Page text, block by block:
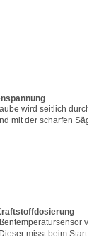
wird seitlich durch
mit der scharfen
misst beim Start